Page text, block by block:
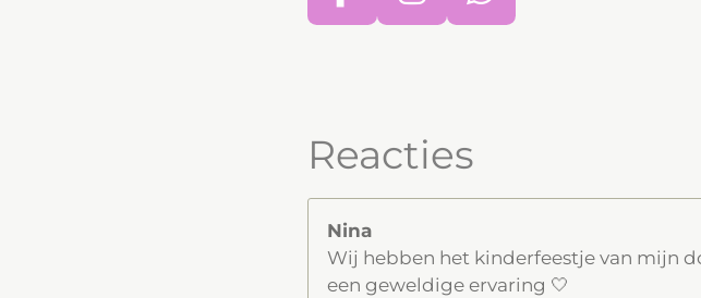
o
o
k
a
g
r
m
p
Reacties
Nina
Wij hebben het kinderfeestje van mijn
een geweldige ervaring 🤍